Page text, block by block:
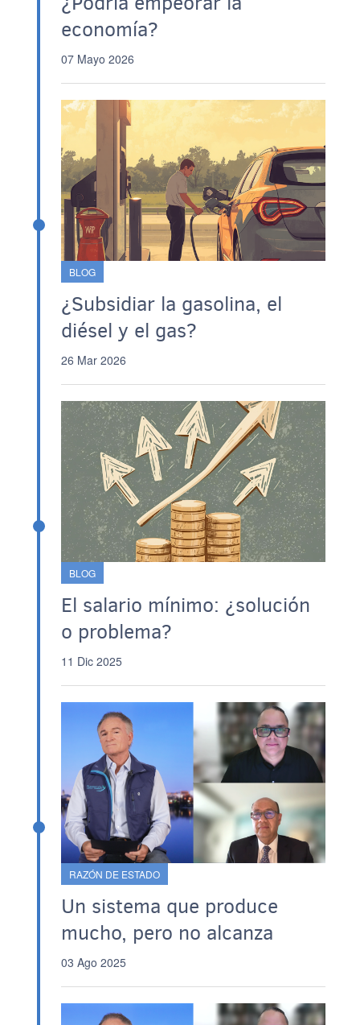
economía?
07 Mayo 2026
BLOG
¿Subsidiar la gasolina, el
diésel y el gas?
26 Mar 2026
BLOG
El salario mínimo: ¿solución
o problema?
11 Dic 2025
RAZÓN DE ESTADO
Un sistema que produce
mucho, pero no alcanza
03 Ago 2025